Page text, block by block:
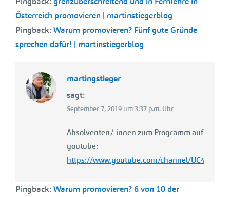
Österreich promovieren | martinstiegerblog
Pingback:Warum promovieren? Fünf gute Gründe
sprechen dafür! | martinstiegerblog
martingstieger
sagt:
September 7, 2019 um 3:37 p.m. Uhr
Absolventen/-innen zum Programm auf
youtube:
https://www.youtube.com/channel/
Pingback:Warum promovieren? 6 von 10 der